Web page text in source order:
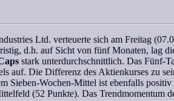
Ltd. verteuerte sich am Freitag
d.h. auf Sicht von fünf Monaten, lag
stark unterdurchschnittlich. Das Fünf-
auf. Die Differenz des Aktienkurses zu
Sieben-Wochen-Mittel ist ebenfalls
(52 Punkte). Das Trendmomentum